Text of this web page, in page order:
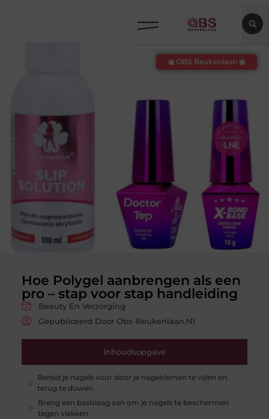
Hoe Polygel aanbrengen als een
pro – stap voor stap handleiding
Beauty En Verzorging
Gepubliceerd Door Obs-Beukenlaan.nl
Inhoudsopgave
Bereid je nagels voor door je nagelriemen te vijlen en
terug te duwen
Breng een basislaag aan om je nagels te beschermen
tegen vlekken
◉ OBS Beukenlaan ◉